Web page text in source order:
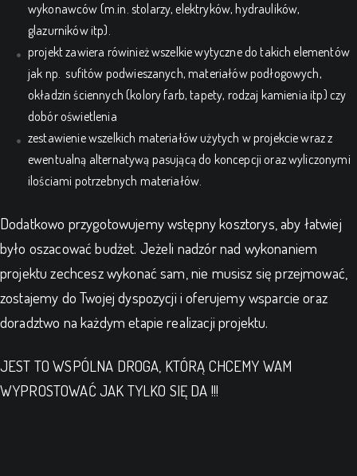
wykonawców (m.in. stolarzy, elektryków, hydraulików,
glazurników itp).
projekt zawiera rówinież wszelkie wytyczne do takich elementów
jak np. sufitów podwieszanych, materiałów podłogowych,
okładzin ściennych (kolory farb, tapety, rodzaj kamienia itp) czy
dobór oświetlenia
zestawienie wszelkich materiałów użytych w projekcie wraz z
ewentualną alternatywą pasującą do koncepcji oraz wyliczonymi
ilościami potrzebnych materiałów.
Dodatkowo przygotowujemy wstępny kosztorys, aby łatwiej
było oszacować budżet. Jeżeli nadzór nad wykonaniem
projektu zechcesz wykonać sam, nie musisz się przejmować,
zostajemy do Twojej dyspozycji i oferujemy wsparcie oraz
doradztwo na każdym etapie realizacji projektu.
JEST TO WSPÓLNA DROGA, KTÓRĄ CHCEMY WAM
WYPROSTOWAĆ JAK TYLKO SIĘ DA !!!